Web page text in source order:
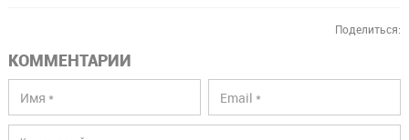
Поделиться:
КОММЕНТАРИИ